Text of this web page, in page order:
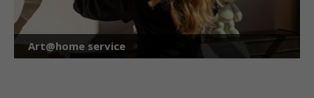
Art@home service